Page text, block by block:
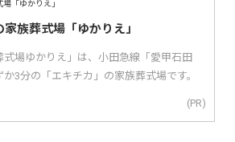
族葬式場「ゆかりえ」
場ゆかりえ」は、小田急線「愛甲石田
3分の「エキチカ」の家族葬式場です。
(PR)